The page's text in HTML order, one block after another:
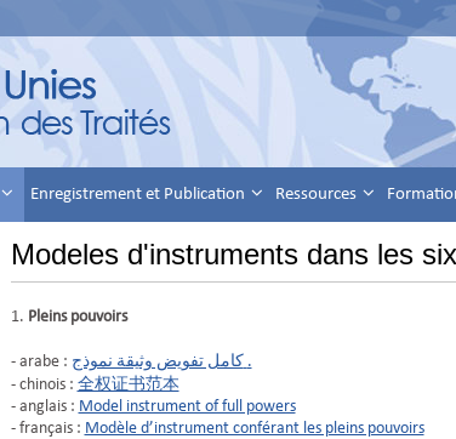
Enregistrement et Publication Ressources
Modeles d'instruments dans les
1. Pleins pouvoirs
- arabe :
.
- chinois : 全权证书范本
- anglais : Model instrument of full powers
- français : Modèle d’instrument conférant les pleins pouvoirs